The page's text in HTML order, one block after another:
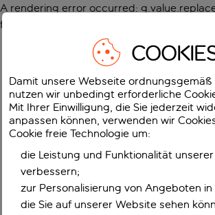
A rendering error occurred:
function
Damit unsere Webseite
nutzen wir unbedingt erforderliche
Mit Ihrer Einwilligung, die Sie jederzeit
anpassen können, verwenden wir
Cookie freie Technologie um:
die Leistung und Funktionalität
verbessern;
zur Personalisierung von Angeboten
die Sie auf unserer Website sehen